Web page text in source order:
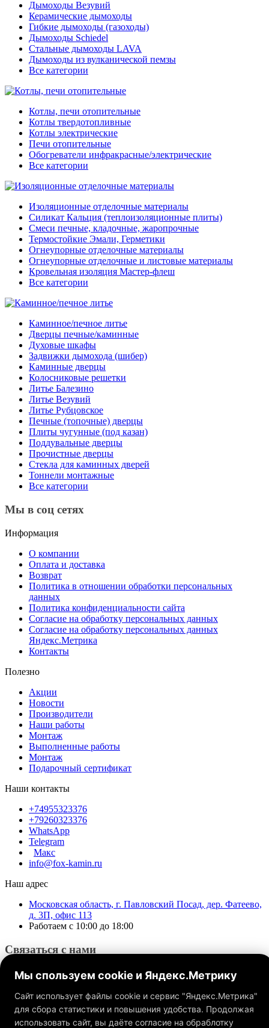
Дымоходы Везувий
Керамические дымоходы
Гибкие дымоходы (газоходы)
Дымоходы Schiedel
Стальные дымоходы LAVA
Дымоходы из вулканической пемзы
Все категории
Котлы, печи отопительные
Котлы твердотопливные
Котлы электрические
Печи отопительные
Обогреватели инфракрасные/электрические
Все категории
Изоляционные отделочные материалы
Силикат Кальция (теплоизоляционные плиты)
Смеси печные, кладочные, жаропрочные
Термостойкие Эмали, Герметики
Огнеупорные отделочные материалы
Огнеупорные отделочные и листовые материалы
Кровельная изоляция Мастер-флеш
Все категории
Каминное/печное литье
Дверцы печные/каминные
Духовые шкафы
Задвижки дымохода (шибер)
Каминные дверцы
Колосниковые решетки
Литье Балезино
Литье Везувий
Литье Рубцовское
Печные (топочные) дверцы
Плиты чугунные (под казан)
Поддувальные дверцы
Прочистные дверцы
Стекла для каминных дверей
Тоннели монтажные
Все категории
Мы в соц сетях
Информация
О компании
Оплата и доставка
Возврат
Политика в отношении обработки персональных
данных
Политика конфиденциальности сайта
Согласие на обработку персональных данных
Согласие на обработку персональных данных
Яндекс.Метрика
Контакты
Полезно
Акции
Новости
Производители
Наши работы
Монтаж
Выполненные работы
Монтаж
Подарочный сертификат
Наши контакты
+74955323376
+79260323376
WhatsApp
Telegram
Макс
info@fox-kamin.ru
Наш адрес
Московская область, г. Павловский Посад, дер. Фатеево,
д. 3П, офис 113
Работаем с 10:00 до 18:00
Связаться с нами
Обращаем ваше внимание на то, что данный интернет-сайт, а
Мы спользуем cookie и Яндекс.Метрику
Сайт использует файлы cookie и сервис "Яндекс.Метрика"
для сбора статистики и повышения удобства. Продолжая
использовать сайт, вы даёте согласие на обраблотку